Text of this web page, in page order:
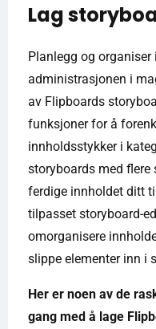
Lag
Planlegg og
administrasjonen i
av Flipboards
funksjoner for å
innholdsstykker i
storyboards med flere
ferdige innholdet ditt
tilpasset storyboard-
omorganisere
slippe elementer inn i
Her er noen av de
gang med å lage